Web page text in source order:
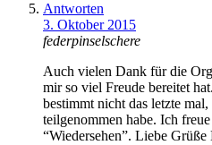
Antworten
3. Oktober 2015
federpinselschere
Auch vielen Dank für die
mir so viel Freude bereitet
bestimmt nicht das letzte
teilgenommen habe. Ich
“Wiedersehen”. Liebe